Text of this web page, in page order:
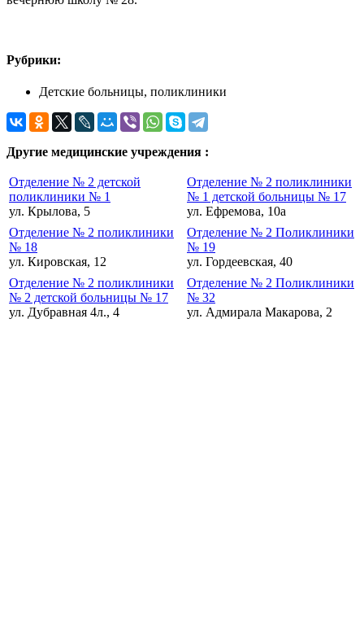
Рубрики:
Детские больницы, поликлиники
Другие медицинские учреждения :
Отделение № 2 детской
поликлиники № 1
ул. Крылова, 5
Отделение № 2 поликлиники
№ 1 детской больницы № 17
ул. Ефремова, 10а
Отделение № 2 поликлиники
№ 18
ул. Кировская, 12
Отделение № 2 Поликлиники
№ 19
ул. Гордеевская, 40
Отделение № 2 поликлиники
№ 2 детской больницы № 17
ул. Дубравная 4л., 4
Отделение № 2 Поликлиники
№ 32
ул. Адмирала Макарова, 2